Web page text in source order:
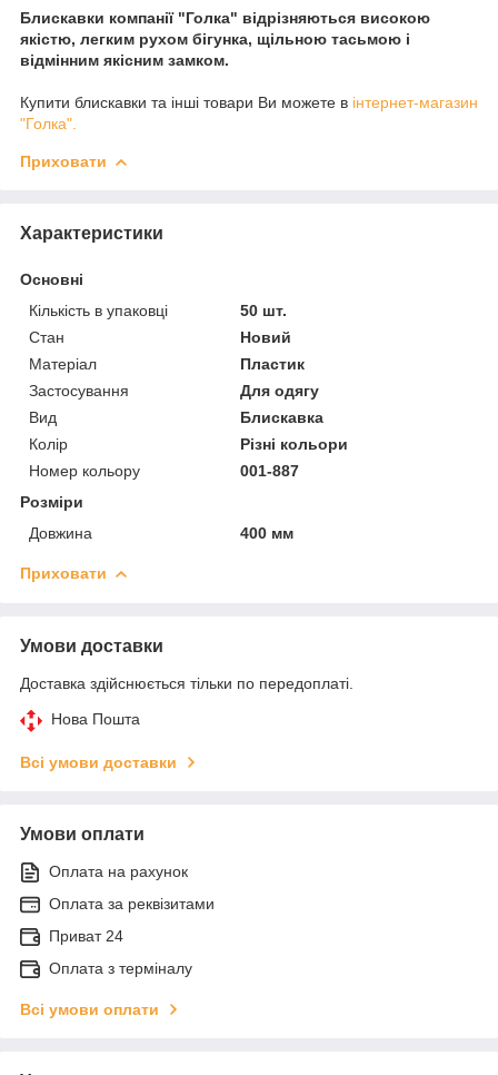
Блискавки компанії "Голка" відрізняються високою
якістю, легким рухом бігунка, щільною тасьмою і
відмінним якісним замком.
Купити блискавки та інші товари Ви можете в інтернет-магазин
"Голка".
Приховати
Характеристики
Основні
Кількість в упаковці
50 шт.
Стан
Новий
Матеріал
Пластик
Застосування
Для одягу
Вид
Блискавка
Колір
Різні кольори
Номер кольору
001-887
Розміри
Довжина
400 мм
Приховати
Умови доставки
Доставка здійснюється тільки по передоплаті.
Нова Пошта
Всі умови доставки
Умови оплати
Оплата на рахунок
Оплата за реквізитами
Приват 24
Оплата з терміналу
Всі умови оплати